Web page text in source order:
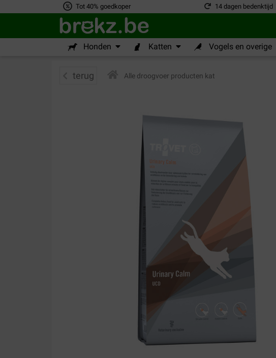
Tot 40% goedkoper 14 dagen bedenktijd
Honden Katten Vogels en overige
terug Alle droogvoer producten kat